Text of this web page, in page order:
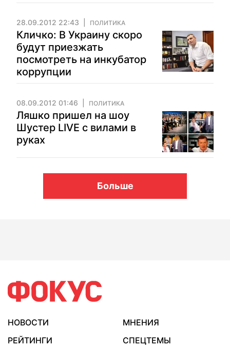
28.09.2012 22:43 ПОЛИТИКА
Кличко: В Украину скоро
будут приезжать
посмотреть на инкубатор
коррупции
08.09.2012 01:46 ПОЛИТИКА
Ляшко пришел на шоу
Шустер LIVE с вилами в
руках
Больше
НОВОСТИ
МНЕНИЯ
РЕЙТИНГИ
СПЕЦТЕМЫ